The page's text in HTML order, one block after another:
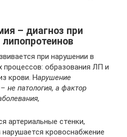
– диагноз при
при нарушении в
процессов: образования ЛП и
крови. Нарушение
не патология, а фактор
артериальные стенки,
кровоснабжение